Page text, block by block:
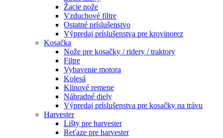
Žacie nože
Vzduchové filtre
Ostatné príslušenstvo
Výpredaj príslušenstva pre krovinorez
Kosačka
Nože pre kosačky / ridery / traktory
Filtre
Vybavenie motora
Kolesá
Klinové remene
Náhradné diely
Výpredaj príslušenstva pre kosačky na trávu
Harvester
Lišty pre harvester
Reťaze pre harvester